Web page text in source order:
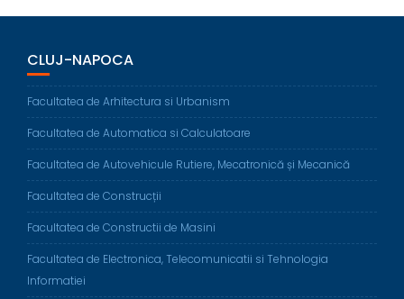
CLUJ-NAPOCA
Facultatea de Arhitectura si Urbanism
Facultatea de Automatica si Calculatoare
Facultatea de Autovehicule Rutiere, Mecatronică și Mecanică
Facultatea de Construcții
Facultatea de Constructii de Masini
Facultatea de Electronica, Telecomunicatii si Tehnologia
Informatiei